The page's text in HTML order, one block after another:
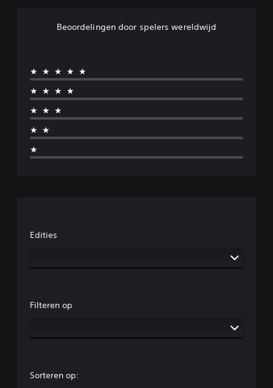
Beoordelingen door spelers wereldwijd
★★★★★
★★★★
★★★
★★
★
Edities
Filteren op
Sorteren op: